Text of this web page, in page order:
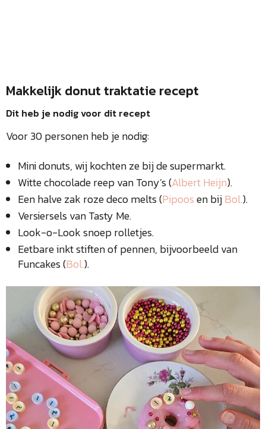
Makkelijk donut traktatie recept
Dit heb je nodig voor dit recept
Voor 30 personen heb je nodig:
Mini donuts, wij kochten ze bij de supermarkt.
Witte chocolade reep van Tony’s (Albert Heijn).
Een halve zak roze deco melts (Pipoosen bijBol.).
Versiersels van Tasty Me.
Look-o-Look snoep rolletjes.
Eetbare inkt stiften of pennen, bijvoorbeeld van
Funcakes (Bol.).